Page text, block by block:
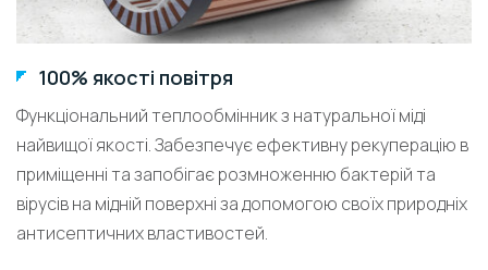
100% якості повітря
Функціональний теплообмінник з натуральної міді
найвищої якості. Забезпечує ефективну рекуперацію в
приміщенні та запобігає розмноженню бактерій та
вірусів на мідній поверхні за допомогою своїх природніх
антисептичних властивостей.